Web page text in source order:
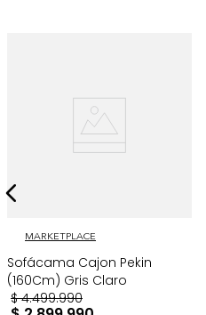
MARKETPLACE
Sofácama Cajon Pekin
(160Cm) Gris Claro
$ 4.499.990